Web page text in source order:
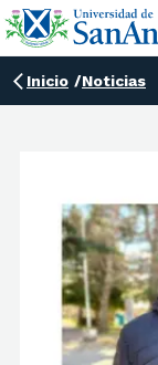
Inicio /Noticias